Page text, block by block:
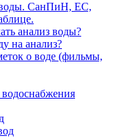
воды. СанПиН, ЕС,
анализ воды?
на анализ?
о воде (фильмы,